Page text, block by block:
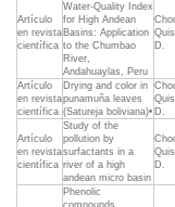
Artículo
en revista
científica
Water-Quality Index
for High Andean
Basins: Application
to the Chumbao
River,
Andahuaylas, Peru
D.
Artículo
en revista
científica
Drying and color in
punamuña leaves
(Satureja boliviana)• D.
Artículo
en revista
científica
Study of the
pollution by
surfactants in a
river of a high
andean micro basin
D.
Phenolic
compounds,